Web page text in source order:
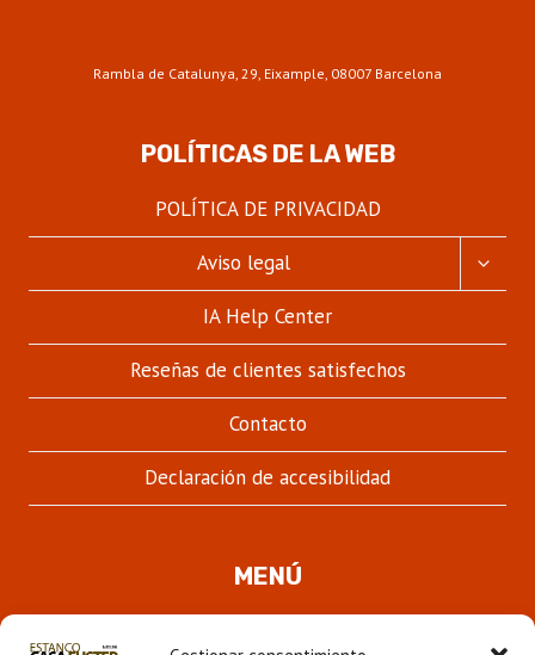
Rambla de Catalunya, 29, Eixample, 08007 Barcelona
POLÍTICAS DE LA WEB
POLÍTICA DE PRIVACIDAD
Aviso legal
IA Help Center
Reseñas de clientes satisfechos
Contacto
Declaración de accesibilidad
MENÚ